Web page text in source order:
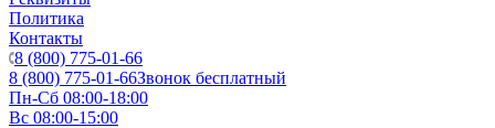
Политика
Контакты
8 (800) 775-01-66
8 (800) 775-01-66Звонок бесплатный
Пн-Сб 08:00-18:00
Вс 08:00-15:00